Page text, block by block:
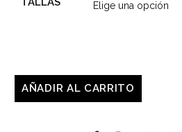
AÑADIR AL CARRITO